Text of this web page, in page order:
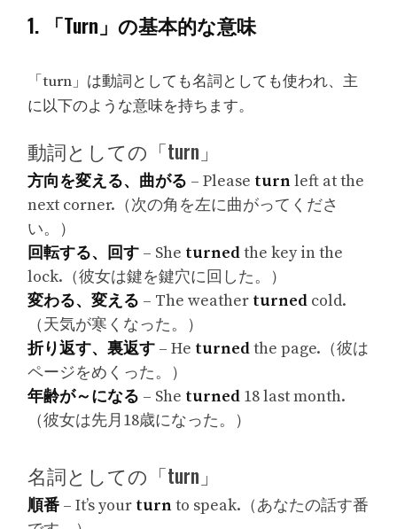
1. 「Turn」の基本的な意味
「turn」は動詞としても名詞としても使われ、主
に以下のような意味を持ちます。
動詞としての「turn」
方向を変える、曲がる – Please turn left at the
next corner.（次の角を左に曲がってくださ
い。）
回転する、回す – She turnedthe key in the
lock.（彼女は鍵を鍵穴に回した。）
変わる、変える – The weather turned cold.
（天気が寒くなった。）
折り返す、裏返す – He turnedthe page.（彼は
ページをめくった。）
年齢が～になる – She turned 18 last month.
（彼女は先月18歳になった。）
名詞としての「turn」
順番 – It’s your turn to speak.（あなたの話す番